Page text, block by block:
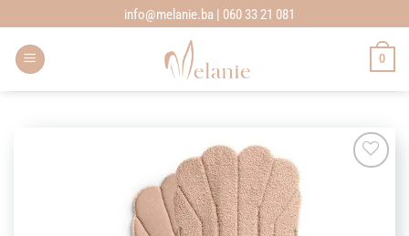
to
content
info@melanie.ba | 060 33 21 081
0